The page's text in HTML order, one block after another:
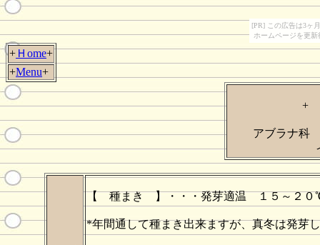
[PR] この広告は3ヶ
ホームページを更
+ Ｈome+
+Menu+
+
アブラナ科
【 種まき 】・・・発芽適温 １５～２
*年間通して種まき出来ますが、真冬は発芽